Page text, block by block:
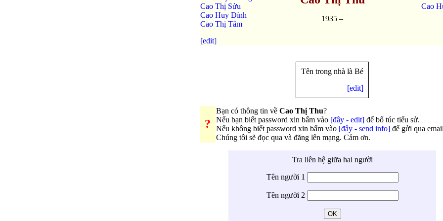
Cao Thị Sửu
Cao Huy Đỉnh
Cao Thị Tâm
[edit]
1935 –
Cao
Tên trong nhà là Bé
[edit]
?
Bạn có thông tin về Cao Thị Thu?
Nếu bạn biết password xin bấm vào [đây - edit]để bổ túc tiểu sử.
Nếu không biết password xin bấm vào [đây - send info]để gửi qua
Chúng tôi sẽ đọc qua và đăng lên mạng. Cảm ơn.
Tra liên hệ giữa hai người
Tên người 1
Tên người 2